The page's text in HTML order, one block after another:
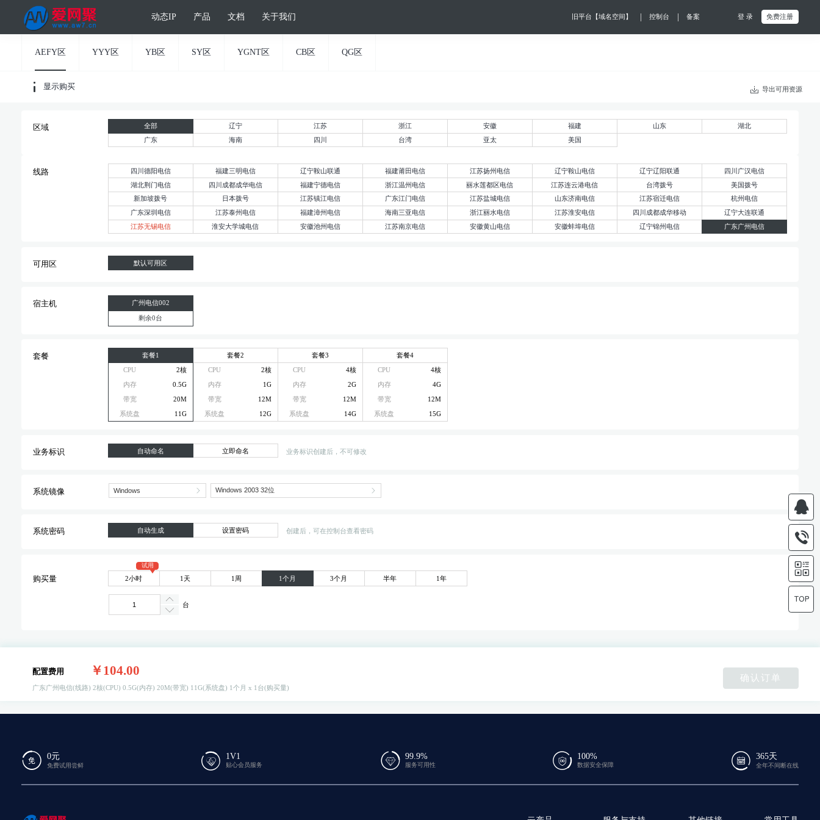
动态IP 产品 文档 关于我们 旧平台【域名空间】 控制台 备案 登 录 免费注册
AEFY区 YYY区 YB区 SY区 YGNT区 CB区 QG区
显示购买 导出可用资源
区域 全部 辽宁 江苏 浙江 安徽 福建 山东
湖北
广东
海南 四川 台湾 亚太 美国
线路 四川德阳电信 福建三明电信 辽宁鞍山联通 福建莆田电信 江苏扬州电信 辽宁鞍山电信 辽宁辽阳联通
四川广汉电信
湖北荆门电信
四川成都成华电信 福建宁德电信 浙江温州电信 丽水莲都区电信 江苏连云港电信 台湾拨号
美国拨号
新加坡拨号
日本拨号 江苏镇江电信 广东江门电信 江苏盐城电信 山东济南电信 江苏宿迁电信
杭州电信
广东深圳电信
江苏泰州电信 福建漳州电信 海南三亚电信 浙江丽水电信 江苏淮安电信 四川成都成华移动
辽宁大连联通
江苏无锡电信
淮安大学城电信 安徽池州电信 江苏南京电信 安徽黄山电信 安徽蚌埠电信 辽宁锦州电信 广东广州电信
可用区 默认可用区
宿主机 广州电信002
剩余0台
套餐 套餐1
CPU
2核
内存
0.5G
带宽
20M
系统盘
11G
套餐2
CPU
2核
内存
1G
带宽
12M
系统盘
12G
套餐3
CPU
4核
内存
2G
带宽
12M
系统盘
14G
套餐4
CPU
4核
内存
4G
带宽
12M
系统盘
15G
业务标识 自动命名 立即命名 业务标识创建后，不可修改
系统镜像
系统密码 自动生成 设置密码 创建后，可在控制台查看密码
购买量 2小时
试用
1天 1周 1个月 3个月 半年 1年
台
配置费用 ￥104.00
广东广州电信(线路) 2核(CPU) 0.5G(内存) 20M(带宽) 11G(系统盘) 1个月 x 1台(购买量)
确认订单
0元
免费试用尝鲜
1V1
贴心会员服务
99.9%
服务可用性
100%
数据安全保障
365天
全年不间断在线